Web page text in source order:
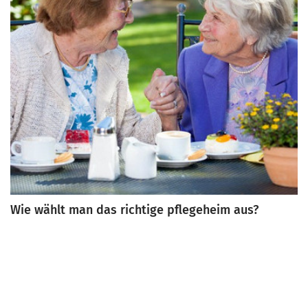
Wie wählt man das richtige pflegeheim aus?